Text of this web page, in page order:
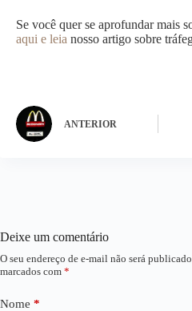
Se você quer se aprofundar mais
aqui e leia nosso artigo sobre
ANTERIOR
Deixe um comentário
O seu endereço de e-mail não será publicado.
marcados com *
Nome *